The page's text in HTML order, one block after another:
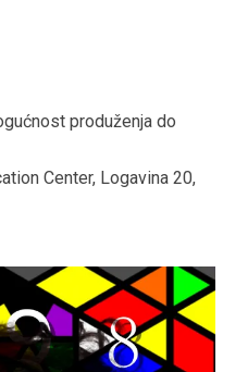
produženja do
Center, Logavina 20,